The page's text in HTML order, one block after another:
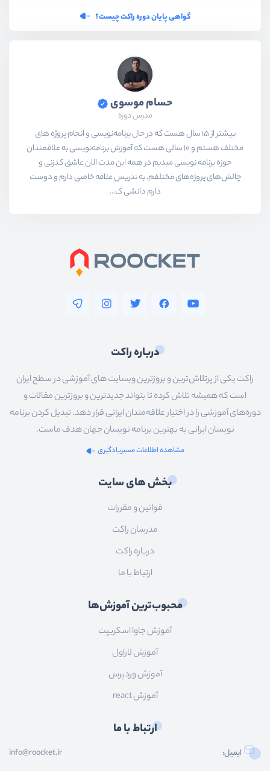
گواهی پایان دوره راکت چیست؟
حسام موسوی
مدرس دوره
بیشتر از ۱۵ سال هست که در حال برنامه‌نویسی و انجام پروژه های
مختلف هستم و ۱۰ سالی هست که آموزش برنامه‌نویسی به علاقمندان
حوزه برنامه نویسی میدیم در همه این مدت الان عاشق کدزنی و
چالش‌های پروژه‌های مختلفم. به تدریس علاقه خاصی دارم و دوست
دارم دانشی ک...
درباره راکت
راکت یکی از پرتلاش‌ترین و بروزترین وبسایت های آموزشی در سطح ایران
است که همیشه تلاش کرده تا بتواند جدیدترین و بروزترین مقالات و
دوره‌های آموزشی را در اختیار علاقه‌مندان ایرانی قرار دهد. تبدیل کردن برنامه
نویسان ایرانی به بهترین برنامه نویسان جهان هدف ماست.
مشاهده اطلاعات مسیریادگیری
بخش های سایت
قوانین و مقررات
مدرسان راکت
درباره راکت
ارتباط با ما
محبوب‌ترین آموزش‌ها
آموزش جاوا اسکریپت
آموزش لاراول
آموزش وردپرس
آموزش react
ارتباط با ما
ایمیل: info@roocket.ir